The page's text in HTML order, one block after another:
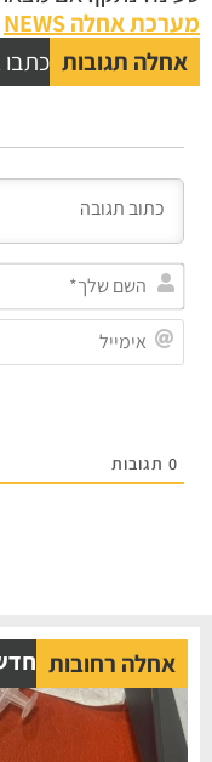
מערכת אחלה NEWS
אחלה תגובות
0תגובות
אחלה רחובות